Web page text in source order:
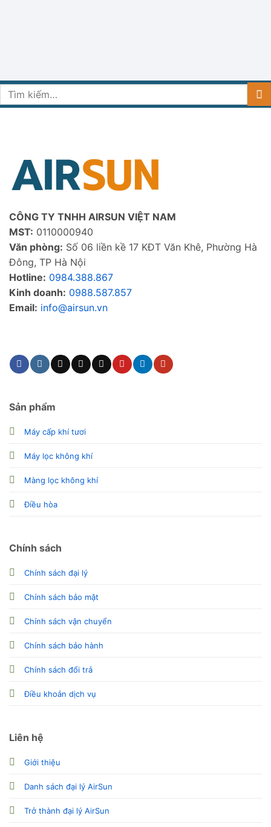
Tìm
kiếm:
CÔNG TY TNHH AIRSUN VIỆT NAM
MST: 0110000940
Văn phòng: Số 06 liền kề 17 KĐT Văn Khê, Phường Hà
Đông, TP Hà Nội
Hotline: 0984.388.867
Kinh doanh: 0988.587.857
Email: info@airsun.vn
Sản phẩm
Máy cấp khí tươi
Máy lọc không khí
Màng lọc không khí
Điều hòa
Chính sách
Chính sách đại lý
Chính sách bảo mật
Chính sách vận chuyển
Chính sách bảo hành
Chính sách đổi trả
Điều khoản dịch vụ
Liên hệ
Giới thiệu
Danh sách đại lý AirSun
Trở thành đại lý AirSun